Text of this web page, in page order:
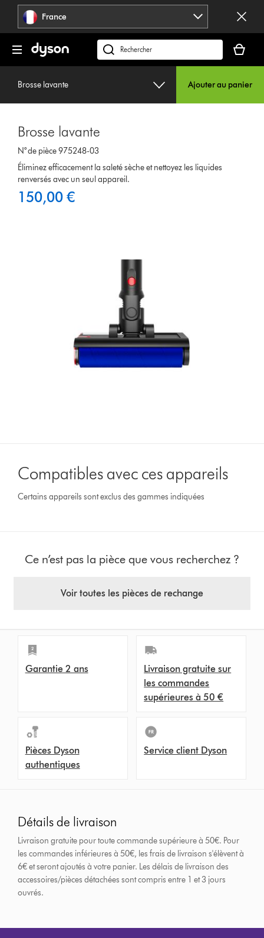
Sauter
pages
France
Rechercher
des
panier
est
Brosse lavante Ajouter au panier
Brosse lavante
N° de pièce 975248-03
Éliminez efficacement la saleté sèche et nettoyez les liquides
renversés avec un seul appareil.
150,00 €
Compatibles avec ces appareils
Certains appareils sont exclus des gammes indiquées
Ce n’est pas la pièce que vous recherchez ?
Voir toutes les pièces de rechange
Garantie 2 ans
Livraison gratuite sur
les commandes
supérieures à 50 €
Pièces Dyson
authentiques
Service client Dyson
Détails de livraison
Livraison gratuite pour toute commande supérieure à 50€. Pour
les commandes inférieures à 50€, les frais de livraison s'élèvent à
6€ et seront ajoutés à votre panier. Les délais de livraison des
accessoires/pièces détachées sont compris entre 1 et 3 jours
ouvrés.